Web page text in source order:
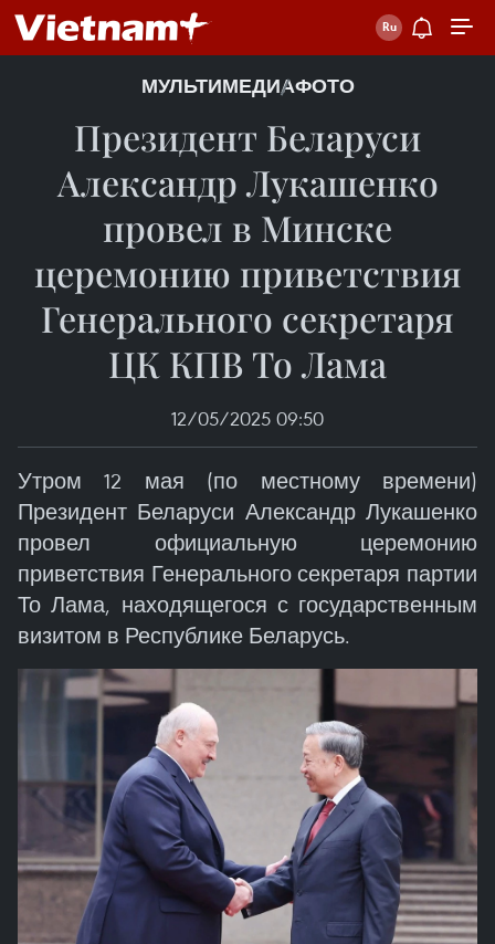
МУЛЬТИМЕДИАФОТО
Президент Беларуси
Александр Лукашенко
провел в Минске
церемонию приветствия
Генерального секретаря
ЦК КПВ То Лама
12/05/2025 09:50
Утром 12 мая (по местному времени)
Президент Беларуси Александр Лукашенко
провел официальную церемонию
приветствия Генерального секретаря партии
То Лама, находящегося с государственным
визитом в Республике Беларусь.